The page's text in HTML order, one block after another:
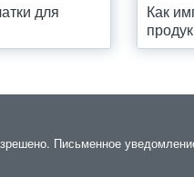
для
Как
Письменное